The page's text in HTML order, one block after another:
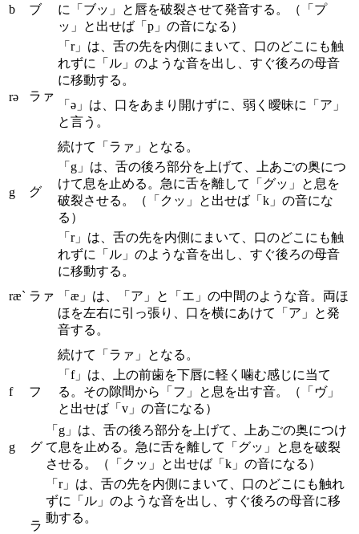
b ブ
に「ブッ」と唇を破裂させて発音する。（「プ
ッ」と出せば「p」の音になる）
rə ラァ
「r」は、舌の先を内側にまいて、口のどこにも触
れずに「ル」のような音を出し、すぐ後ろの母音
に移動する。
「ə」は、口をあまり開けずに、弱く曖昧に「ア」
と言う。
続けて「ラァ」となる。
g グ
「g」は、舌の後ろ部分を上げて、上あごの奥につ
けて息を止める。急に舌を離して「グッ」と息を
破裂させる。（「クッ」と出せば「k」の音にな
る）
ræ` ラァ
「r」は、舌の先を内側にまいて、口のどこにも触
れずに「ル」のような音を出し、すぐ後ろの母音
に移動する。
「æ」は、「ア」と「エ」の中間のような音。両ほ
ほを左右に引っ張り、口を横にあけて「ア」と発
音する。
続けて「ラァ」となる。
f フ
「f」は、上の前歯を下唇に軽く噛む感じに当て
る。その隙間から「フ」と息を出す音。（「ヴ」
と出せば「v」の音になる）
g グ
「g」は、舌の後ろ部分を上げて、上あごの奥につけ
て息を止める。急に舌を離して「グッ」と息を破裂
させる。（「クッ」と出せば「k」の音になる）
ラ
「r」は、舌の先を内側にまいて、口のどこにも触れ
ずに「ル」のような音を出し、すぐ後ろの母音に移
動する。